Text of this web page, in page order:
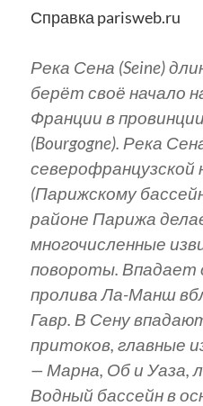
Справка parisweb.ru
Река Сена (Seine)
берёт своё начало
Франции в
(Bourgogne). Река
северофранцузской
(Парижскому
районе Парижа
многочисленные
повороты. Впадает
пролива Ла-Манш
Гавр. В Сену
притоков, главные
— Марна, Об и Уаза,
Водный бассейн в